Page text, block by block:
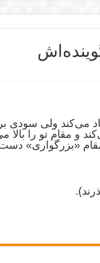
ولی سودی
و مقام تو را بالا
«بزرگواری»